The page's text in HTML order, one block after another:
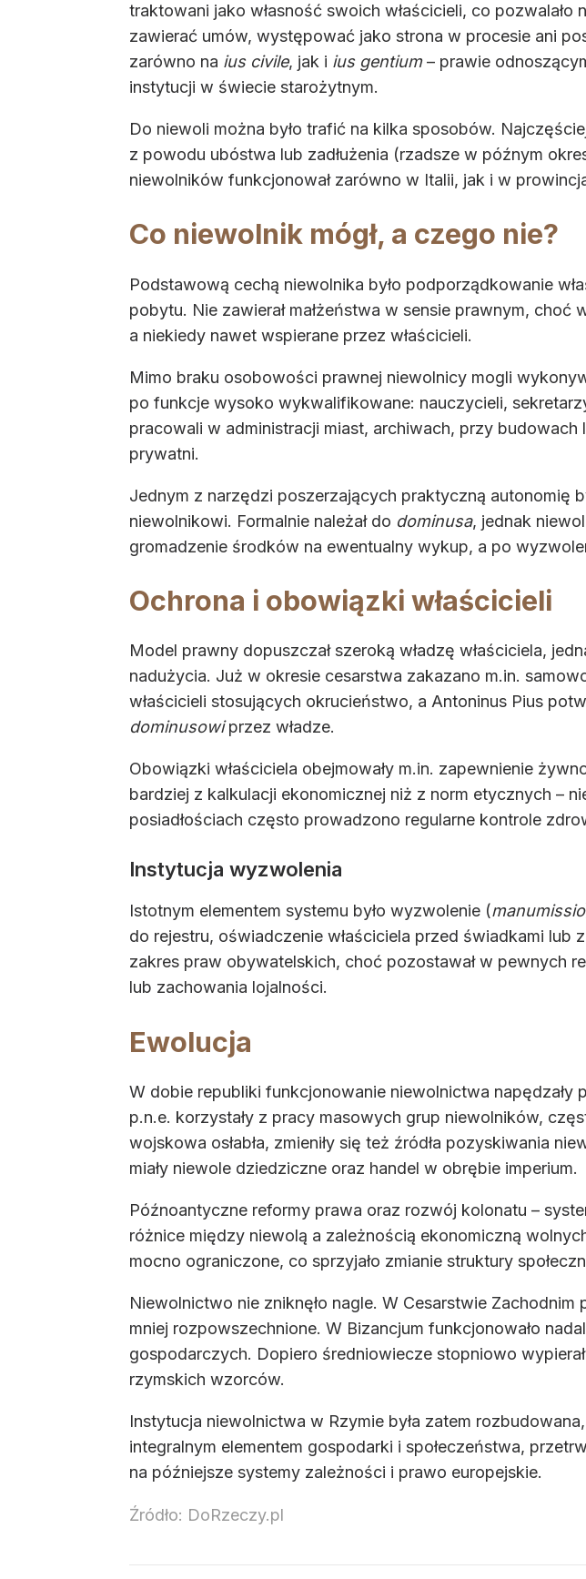
traktowani jako własność swoich właścicieli, co
zawierać umów, występować jako strona w procesie ani
zarówno na ius civile, jak i ius gentium– prawie
instytucji w świecie starożytnym.
Do niewoli można było trafić na kilka sposobów.
z powodu ubóstwa lub zadłużenia (rzadsze w późnym
niewolników funkcjonował zarówno w Italii, jak i w
Co niewolnik mógł, a czego nie?
Podstawową cechą niewolnika było podporządkowanie
pobytu. Nie zawierał małżeństwa w sensie prawnym,
a niekiedy nawet wspierane przez właścicieli.
Mimo braku osobowości prawnej niewolnicy mogli
po funkcje wysoko wykwalifikowane: nauczycieli,
pracowali w administracji miast, archiwach, przy
prywatni.
Jednym z narzędzi poszerzających praktyczną autonomię
niewolnikowi. Formalnie należał do dominusa, jednak
gromadzenie środków na ewentualny wykup, a po
Ochrona i obowiązki właścicieli
Model prawny dopuszczał szeroką władzę właściciela,
nadużycia. Już w okresie cesarstwa zakazano m.in.
właścicieli stosujących okrucieństwo, a Antoninus Pius
dominusowiprzez władze.
Obowiązki właściciela obejmowały m.in. zapewnienie
bardziej z kalkulacji ekonomicznej niż z norm etycznych –
posiadłościach często prowadzono regularne kontrole
Instytucja wyzwolenia
Istotnym elementem systemu było wyzwolenie (manumissio
do rejestru, oświadczenie właściciela przed świadkami lub
zakres praw obywatelskich, choć pozostawał w pewnych
lub zachowania lojalności.
Ewolucja
W dobie republiki funkcjonowanie niewolnictwa
p.n.e. korzystały z pracy masowych grup niewolników,
wojskowa osłabła, zmieniły się też źródła pozyskiwania
miały niewole dziedziczne oraz handel w obrębie imperium.
Późnoantyczne reformy prawa oraz rozwój kolonatu –
różnice między niewolą a zależnością ekonomiczną
mocno ograniczone, co sprzyjało zmianie struktury
Niewolnictwo nie zniknęło nagle. W Cesarstwie
mniej rozpowszechnione. W Bizancjum funkcjonowało
gospodarczych. Dopiero średniowiecze stopniowo
rzymskich wzorców.
Instytucja niewolnictwa w Rzymie była zatem
integralnym elementem gospodarki i społeczeństwa,
na późniejsze systemy zależności i prawo europejskie.
Źródło: DoRzeczy.pl